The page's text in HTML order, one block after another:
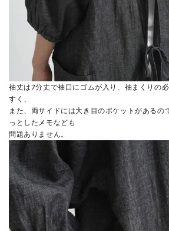
袖丈は7分丈で袖口にゴムが入り、袖まくりの
すく、
また、両サイドには大き目のポケットがあるの
っとしたメモなども
問題ありません。